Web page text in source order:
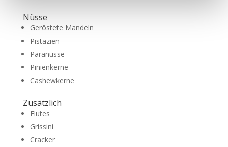
Nüsse
Geröstete Mandeln
Pistazien
Paranüsse
Pinienkerne
Cashewkerne
Zusätzlich
Flutes
Grissini
Cracker